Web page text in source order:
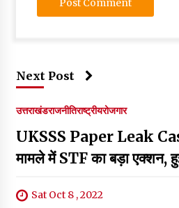
Next Post
उत्तराखंडराजनीतिराष्ट्रीयरोजगार
UKSSS Paper Leak Case :
मामले में STF का बड़ा एक्शन,
Sat Oct 8 , 2022